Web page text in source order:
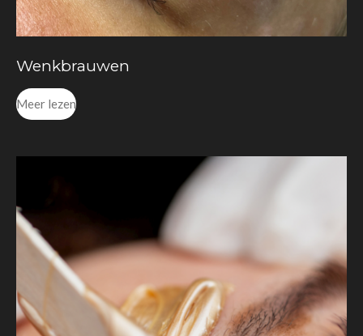
Wenkbrauwen
Meer lezen